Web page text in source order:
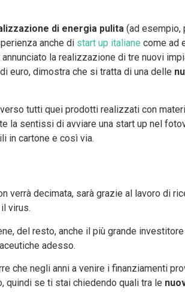
di energia pulita (ad esempio,
anche di start up italiane come ad
la realizzazione di tre nuovi
euro, dimostra che si tratta di una delle
tutti quei prodotti realizzati con
la sentissi di avviare una start up nel
in cartone e così via.
verrà decimata, sarà grazie al lavoro di
virus.
del resto, anche il più grande
adesso.
che negli anni a venire i finanziamenti
quindi se ti stai chiedendo quali tra le